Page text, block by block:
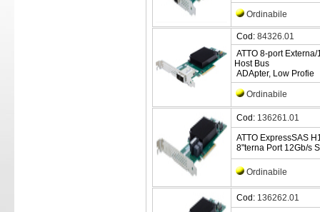
Ordinabile
Cod: 84326.01
ATTO 8-port Externa/
Host Bus
ADApter, Low Profie
Ordinabile
Cod: 136261.01
ATTO ExpressSAS
8"terna Port 12Gb/s
Ordinabile
Cod: 136262.01